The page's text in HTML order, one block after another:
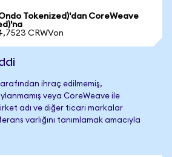
Tokenized)'dan CoreWeave
CRWVon
ihraç edilmemiş,
veya CoreWeave ile
adı ve diğer ticari markalar
varlığını tanımlamak amacıyla